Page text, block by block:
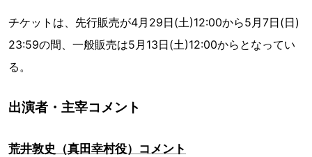
チケットは、先行販売が4月29日(土)12:00から5月7日(日)
23:59の間、一般販売は5月13日(土)12:00からとなってい
る。
出演者・主宰コメント
荒井敦史（真田幸村役）コメント